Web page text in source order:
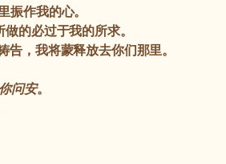
作我的心。
的必过于我的所求。
，我将蒙释放去你们那里。
问安。